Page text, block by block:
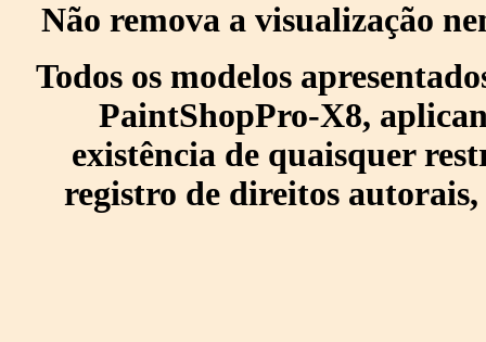
Não remova a visualização
Todos os modelos
PaintShopPro-X8,
existência de quaisquer
registro de direitos